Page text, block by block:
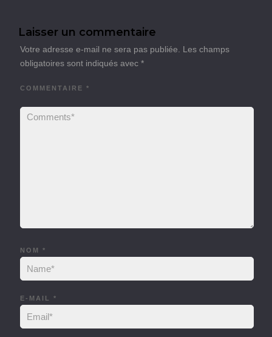
Laisser un commentaire
Votre adresse e-mail ne sera pas publiée.
Les champs
obligatoires sont indiqués avec *
COMMENTAIRE *
NOM *
E-MAIL *